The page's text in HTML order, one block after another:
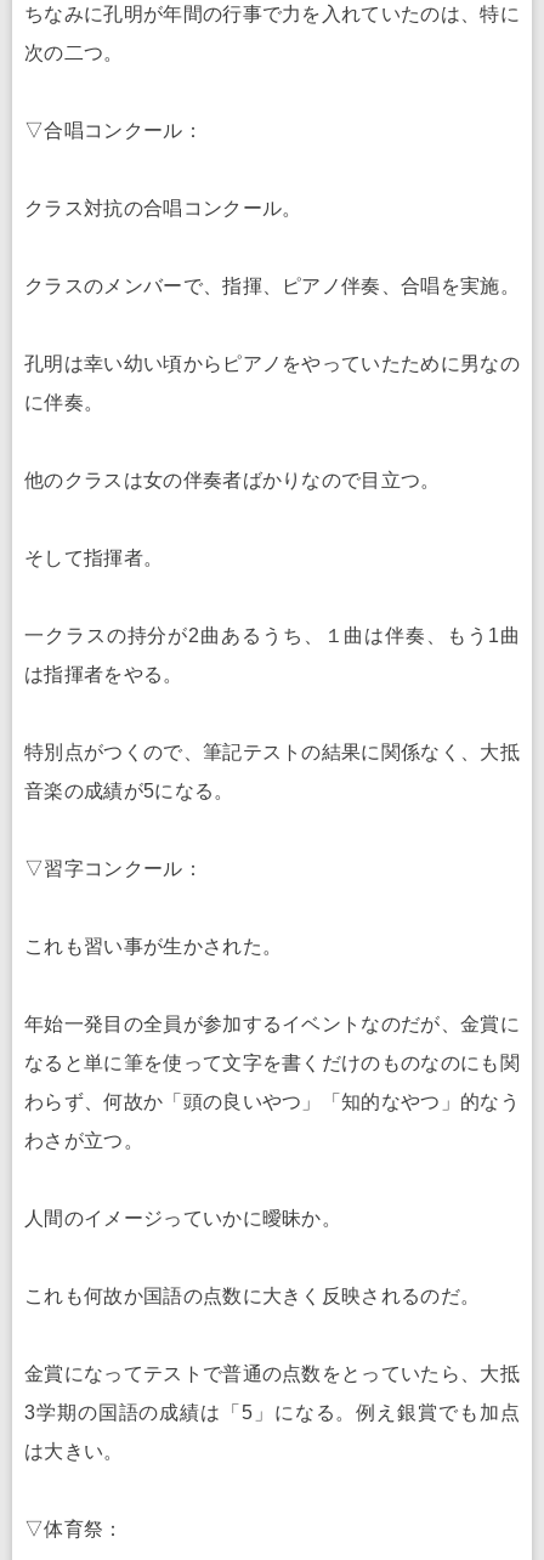
ちなみに孔明が年間の行事で力を入れていたのは、特に
次の二つ。
▽合唱コンクール：
クラス対抗の合唱コンクール。
クラスのメンバーで、指揮、ピアノ伴奏、合唱を実施。
孔明は幸い幼い頃からピアノをやっていたために男なの
に伴奏。
他のクラスは女の伴奏者ばかりなので目立つ。
そして指揮者。
一クラスの持分が2曲あるうち、１曲は伴奏、もう1曲
は指揮者をやる。
特別点がつくので、筆記テストの結果に関係なく、大抵
音楽の成績が5になる。
▽習字コンクール：
これも習い事が生かされた。
年始一発目の全員が参加するイベントなのだが、金賞に
なると単に筆を使って文字を書くだけのものなのにも関
わらず、何故か「頭の良いやつ」「知的なやつ」的なう
わさが立つ。
人間のイメージっていかに曖昧か。
これも何故か国語の点数に大きく反映されるのだ。
金賞になってテストで普通の点数をとっていたら、大抵
3学期の国語の成績は「5」になる。例え銀賞でも加点
は大きい。
▽体育祭：